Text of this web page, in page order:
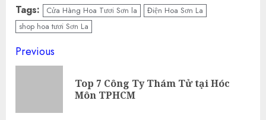
Tags: Cửa Hàng Hoa Tươi Sơn la
Điện Hoa Sơn La
shop hoa tươi Sơn La
Continue
Reading
Previous
Top 7 Công Ty Thám Tử tại Hóc
Môn TPHCM